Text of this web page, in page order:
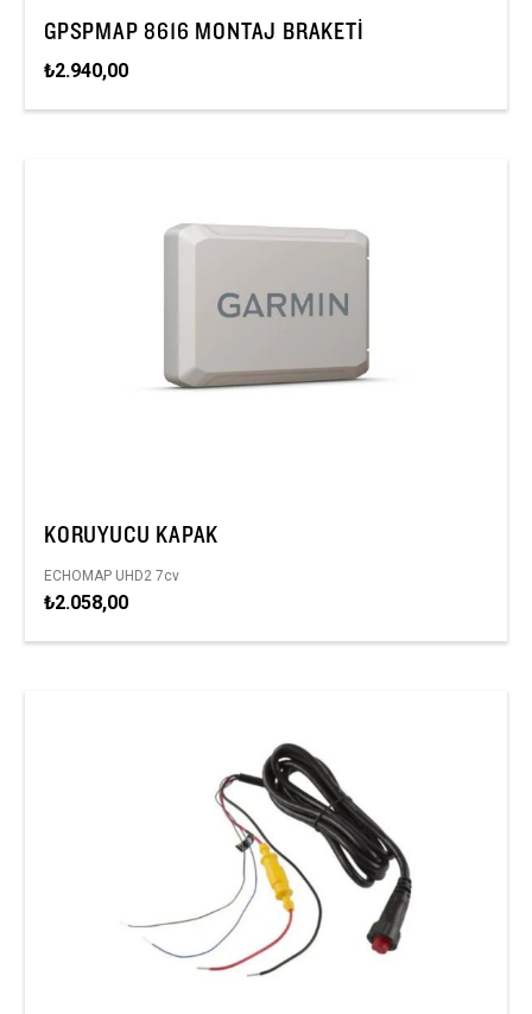
GPSPMAP 8616 MONTAJ BRAKETI
₺2.940,00
KORUYUCU KAPAK
ECHOMAP UHD2 7cv
₺2.058,00